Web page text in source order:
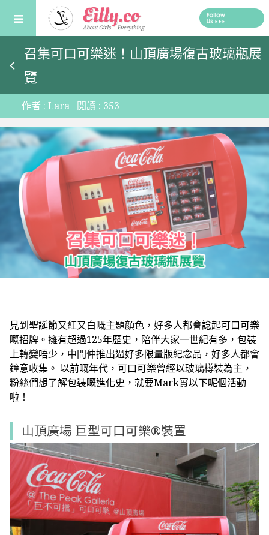
content
召集可口可樂迷！山頂廣場復古玻璃瓶展
覽
作者 : Lara 閱讀 : 353
見到聖誕節又紅又白嘅主題顏色，好多人都會諗起可口可樂
嘅招牌。擁有超過125年歷史，陪伴大家一世紀有多，包裝
上轉變唔少，中間仲推出過好多限量版紀念品，好多人都會
鐘意收集。 以前嘅年代，可口可樂曾經以玻璃樽裝為主，
粉絲們想了解包裝嘅進化史，就要Mark實以下呢個活動
啦！
山頂廣場 巨型可口可樂®裝置